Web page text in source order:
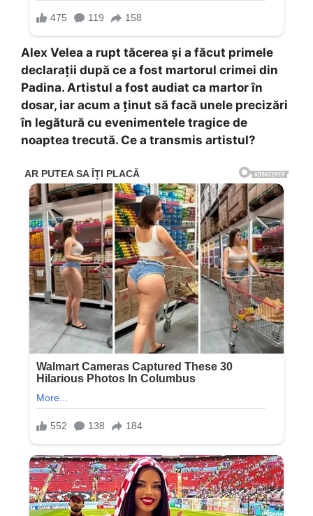
Alex Velea a rupt tăcerea și a făcut primele
declarații după ce a fost martorul crimei din
Padina. Artistul a fost audiat ca martor în
dosar, iar acum a ținut să facă unele precizări
în legătură cu evenimentele tragice de
noaptea trecută. Ce a transmis artistul?